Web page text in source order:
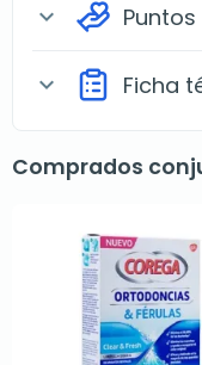
expand_more
expand_more Ficha
Comprados